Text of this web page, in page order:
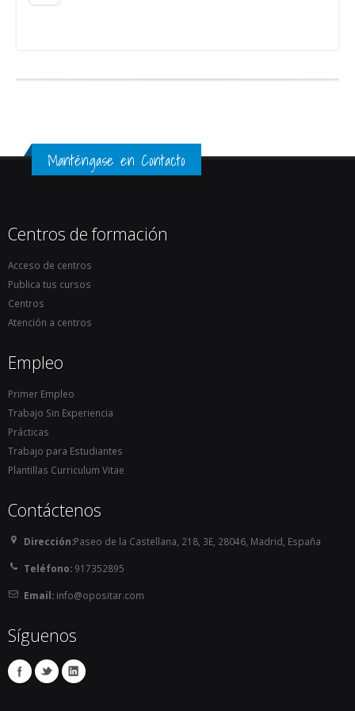
Manténgase en Contacto
Centros de formación
Acceso de centros
Publica tus cursos
Centros
Atención a centros
Empleo
Primer Empleo
Trabajo Sin Experiencia
Prácticas
Trabajo para Estudiantes
Plantillas Curriculum Vitae
Contáctenos
Dirección:Paseo de la Castellana, 218, 3E, 28046, Madrid, España
Teléfono: 917352895
Email:info@opositar.com
Síguenos